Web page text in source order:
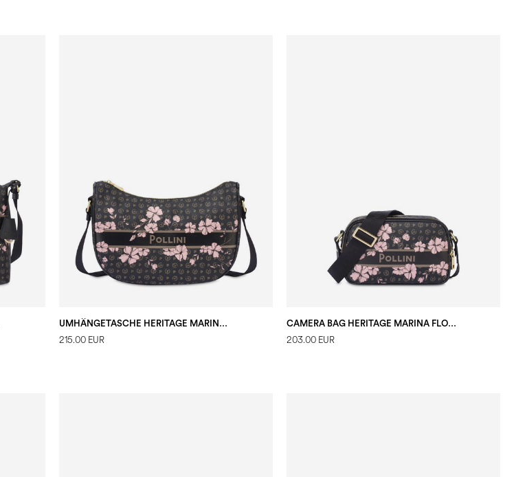
UMHÄNGETASCHE HERITAGE MARINA FLOWER
215.00 EUR
CAMERA BAG HERITAGE MARINA FLOWER
203.00 EUR